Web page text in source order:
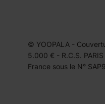
© YOOPALA -
5.000 € - R.C.S.
France sous le N°